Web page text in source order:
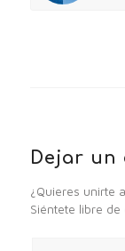
Dejar un
¿Quieres unirte
Siéntete libre de